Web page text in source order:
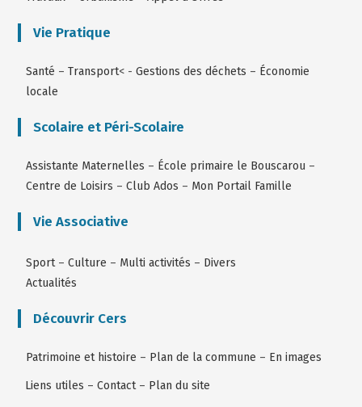
Vie Pratique
Santé –Transport< -Gestions des déchets – Économie
locale
Scolaire et Péri-Scolaire
Assistante Maternelles – École primaire le Bouscarou –
Centre de Loisirs –Club Ados – Mon Portail Famille
Vie Associative
Sport –Culture – Multi activités – Divers
Actualités
Découvrir Cers
Patrimoine et histoire – Plan de la commune – En images
Liens utiles –Contact– Plan du site